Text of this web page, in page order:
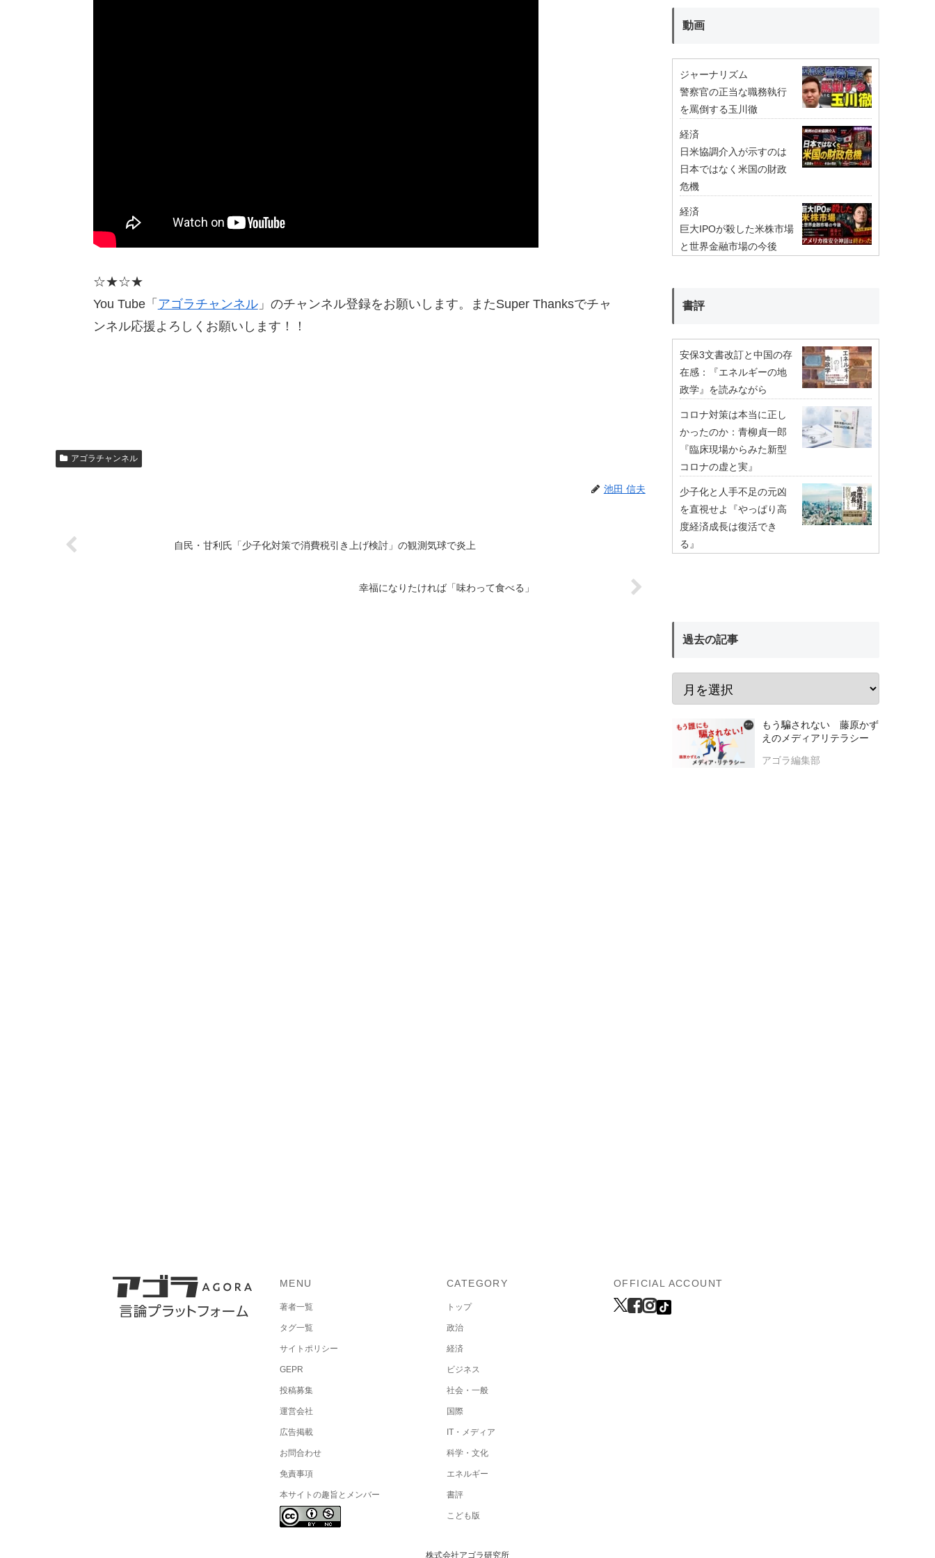
☆★☆★
You Tube「 アゴラチャンネル」のチャンネル登録をお願いします。またSuper Thanksでチャ
ンネル応援よろしくお願いします！！
アゴラチャンネル
池田 信夫
自民・甘利氏「少子化対策で消費税引き上げ検討」の観測気球で炎上
幸福になりたければ「味わって食べる」
動画
ジャーナリズム
警察官の正当な職務執行
を罵倒する玉川徹
経済
日米協調介入が示すのは
日本ではなく米国の財政
危機
経済
巨大IPOが殺した米株市場
と世界金融市場の今後
書評
安保3文書改訂と中国の存
在感：『エネルギーの地
政学』を読みながら
コロナ対策は本当に正し
かったのか：青柳貞一郎
『臨床現場からみた新型
コロナの虚と実』
少子化と人手不足の元凶
を直視せよ『やっぱり高
度経済成長は復活でき
る』
過去の記事
もう騙されない 藤原かず
えのメディアリテラシー
アゴラ編集部
MENU
著者一覧
タグ一覧
サイトポリシー
GEPR
投稿募集
運営会社
広告掲載
お問合わせ
免責事項
本サイトの趣旨とメンバー
CATEGORY
トップ
政治
経済
ビジネス
社会・一般
国際
IT・メディア
科学・文化
エネルギー
書評
こども版
OFFICIAL ACCOUNT
株式会社アゴラ研究所